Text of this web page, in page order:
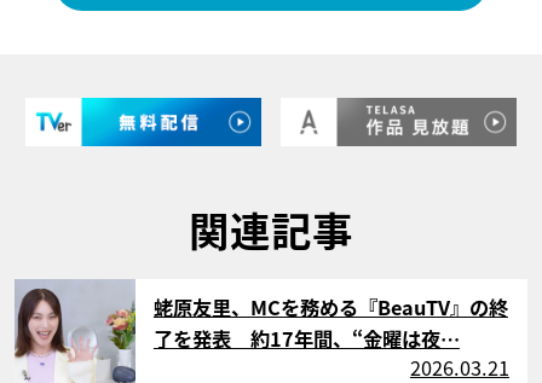
関連記事
サムネイル
蛯原友里、MCを務める『BeauTV』の終
了を発表 約17年間、“金曜は夜…
2026.03.21